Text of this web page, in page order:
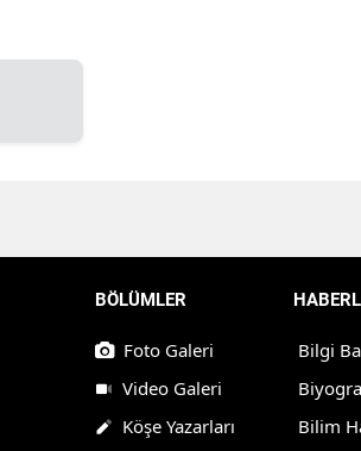
BÖLÜMLER
Foto Galeri
Video Galeri
Köşe Yazarları
Bilgi
Bilim